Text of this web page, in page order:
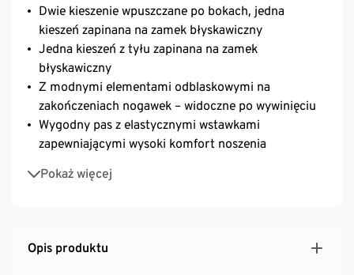
Dwie kieszenie wpuszczane po bokach, jedna
kieszeń zapinana na zamek błyskawiczny
Jedna kieszeń z tyłu zapinana na zamek
błyskawiczny
Z modnymi elementami odblaskowymi na
zakończeniach nogawek – widoczne po wywinięciu
Wygodny pas z elastycznymi wstawkami
zapewniającymi wysoki komfort noszenia
Pokaż więcej
Miękki, elastyczny materiał z zawartością włókna
Creora® – zapewnia optymalną swobodę ruchów
Opis produktu